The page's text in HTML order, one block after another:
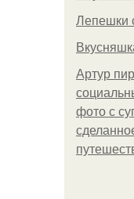
Лепешки
Артур
фото с